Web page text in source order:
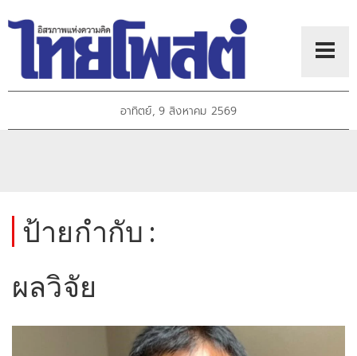
อาทิตย์, 9 สิงหาคม 2569
ป้ายกำกับ :
ผลวิจัย